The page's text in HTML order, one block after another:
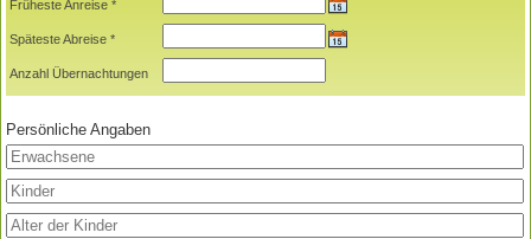
Früheste Anreise *
Späteste Abreise *
Anzahl Übernachtungen
Persönliche Angaben